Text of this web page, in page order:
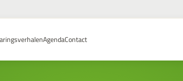
AgendaContact